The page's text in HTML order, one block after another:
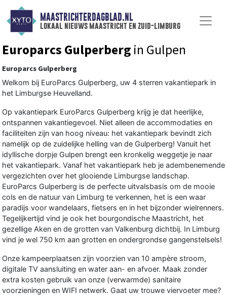
MAASTRICHTERDAGBLAD.NL
lokaal nieuws maastricht en zuid-limburg
Europarcs Gulperberg in Gulpen
Europarcs Gulperberg
Welkom bij EuroParcs Gulperberg, uw 4 sterren vakantiepark in
het Limburgse Heuvelland.
Op vakantiepark EuroParcs Gulperberg krijg je dat heerlijke,
ontspannen vakantiegevoel. Niet alleen de accommodaties en
faciliteiten zijn van hoog niveau: het vakantiepark bevindt zich
namelijk op de zuidelijke helling van de Gulperberg! Vanuit het
idyllische dorpje Gulpen brengt een kronkelig weggetje je naar
het vakantiepark. Vanaf het vakantiepark heb je adembenemende
vergezichten over het glooiende Limburgse landschap.
EuroParcs Gulperberg is de perfecte uitvalsbasis om de mooie
cols en de natuur van Limburg te verkennen, het is een waar
paradijs voor wandelaars, fietsers en in het bijzonder wielrenners.
Tegelijkertijd vind je ook het bourgondische Maastricht, het
gezellige Aken en de grotten van Valkenburg dichtbij. In Limburg
vind je wel 750 km aan grotten en ondergrondse gangenstelsels!
Onze kampeerplaatsen zijn voorzien van 10 ampère stroom,
digitale TV aansluiting en water aan- en afvoer. Maak zonder
extra kosten gebruik van onze (verwarmde) sanitaire
voorzieningen en WIFI netwerk. Gaat uw trouwe viervoeter mee?